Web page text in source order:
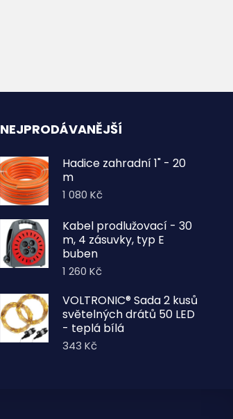
NEJPRODÁVANĚJŠÍ
Hadice zahradní 1" - 20
m
1 080 Kč
Kabel prodlužovací - 30
m, 4 zásuvky, typ E
buben
1 260 Kč
VOLTRONIC® Sada 2 kusů
světelných drátů 50 LED
- teplá bílá
343 Kč